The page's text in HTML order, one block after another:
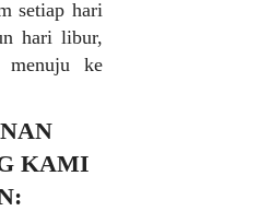
setiap hari
hari libur,
menuju ke
KAMI